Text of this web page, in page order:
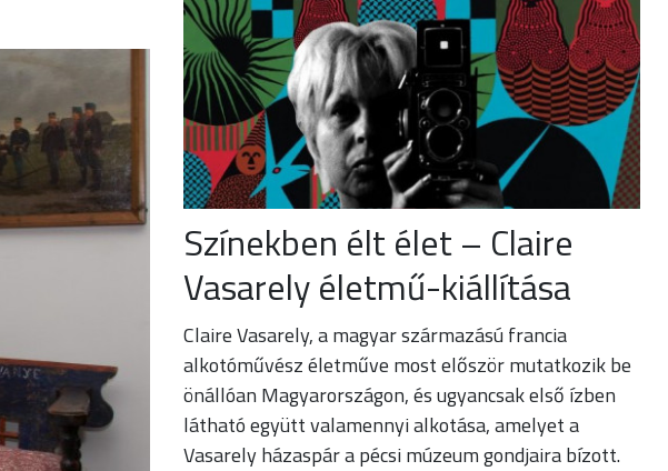
Színekben élt élet – Claire
Vasarely életmű-kiállítása
Claire Vasarely, a magyar származású francia
alkotóművész életműve most először mutatkozik be
önállóan Magyarországon, és ugyancsak első ízben
látható együtt valamennyi alkotása, amelyet a
Vasarely házaspár a pécsi múzeum gondjaira bízott.